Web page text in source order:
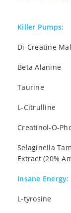
Killer Pumps:
Di-Creatine
Beta Alanine
Taurine
L-Citrulline
Creatinol-O-
Selaginella
Extract (20%
Insane Energy:
L-tyrosine